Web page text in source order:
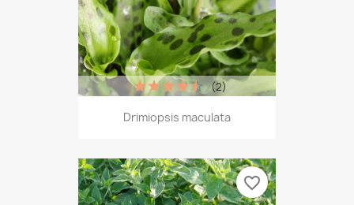
Drimiopsis maculata
(2)
favorite_border